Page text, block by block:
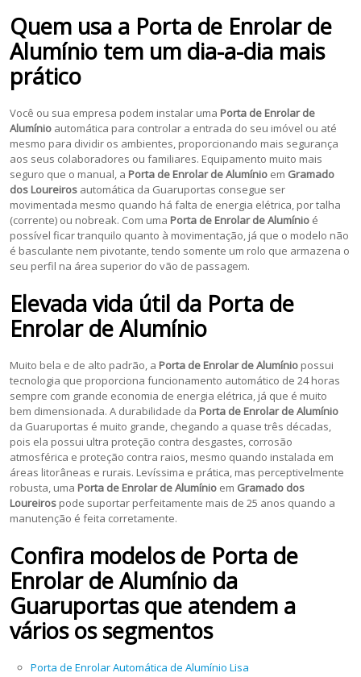
Quem usa a Porta de Enrolar de
Alumínio tem um dia-a-dia mais
prático
Você ou sua empresa podem instalar uma Porta de Enrolar de
Alumínio automática para controlar a entrada do seu imóvel ou até
mesmo para dividir os ambientes, proporcionando mais segurança
aos seus colaboradores ou familiares. Equipamento muito mais
seguro que o manual, a Porta de Enrolar de Alumínio em Gramado
dos Loureiros automática da Guaruportas consegue ser
movimentada mesmo quando há falta de energia elétrica, por talha
(corrente) ou nobreak. Com uma Porta de Enrolar de Alumínio é
possível ficar tranquilo quanto à movimentação, já que o modelo não
é basculante nem pivotante, tendo somente um rolo que armazena o
seu perfil na área superior do vão de passagem.
Elevada vida útil da Porta de
Enrolar de Alumínio
Muito bela e de alto padrão, a Porta de Enrolar de Alumínio possui
tecnologia que proporciona funcionamento automático de 24 horas
sempre com grande economia de energia elétrica, já que é muito
bem dimensionada. A durabilidade da Porta de Enrolar de Alumínio
da Guaruportas é muito grande, chegando a quase três décadas,
pois ela possui ultra proteção contra desgastes, corrosão
atmosférica e proteção contra raios, mesmo quando instalada em
áreas litorâneas e rurais. Levíssima e prática, mas perceptivelmente
robusta, uma Porta de Enrolar de Alumínio em Gramado dos
Loureiros pode suportar perfeitamente mais de 25 anos quando a
manutenção é feita corretamente.
Confira modelos de Porta de
Enrolar de Alumínio da
Guaruportas que atendem a
vários os segmentos
Porta de Enrolar Automática de Alumínio Lisa